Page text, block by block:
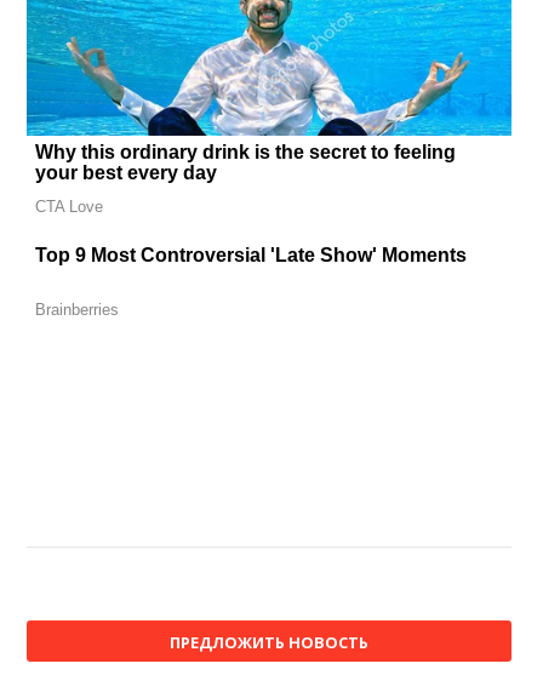
ПРЕДЛОЖИТЬ НОВОСТЬ